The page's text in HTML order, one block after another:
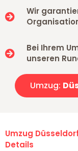
Wir
Bei Ihrem
unseren
Umzug:
Umzug
Details